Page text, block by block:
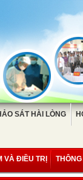
SÁT HÀI LÒNG
VÀ ĐIỀU TRỊ